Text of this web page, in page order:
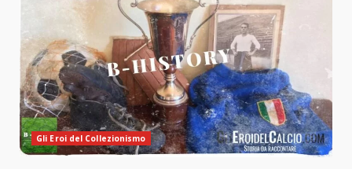
Gli Eroi del Collezionismo